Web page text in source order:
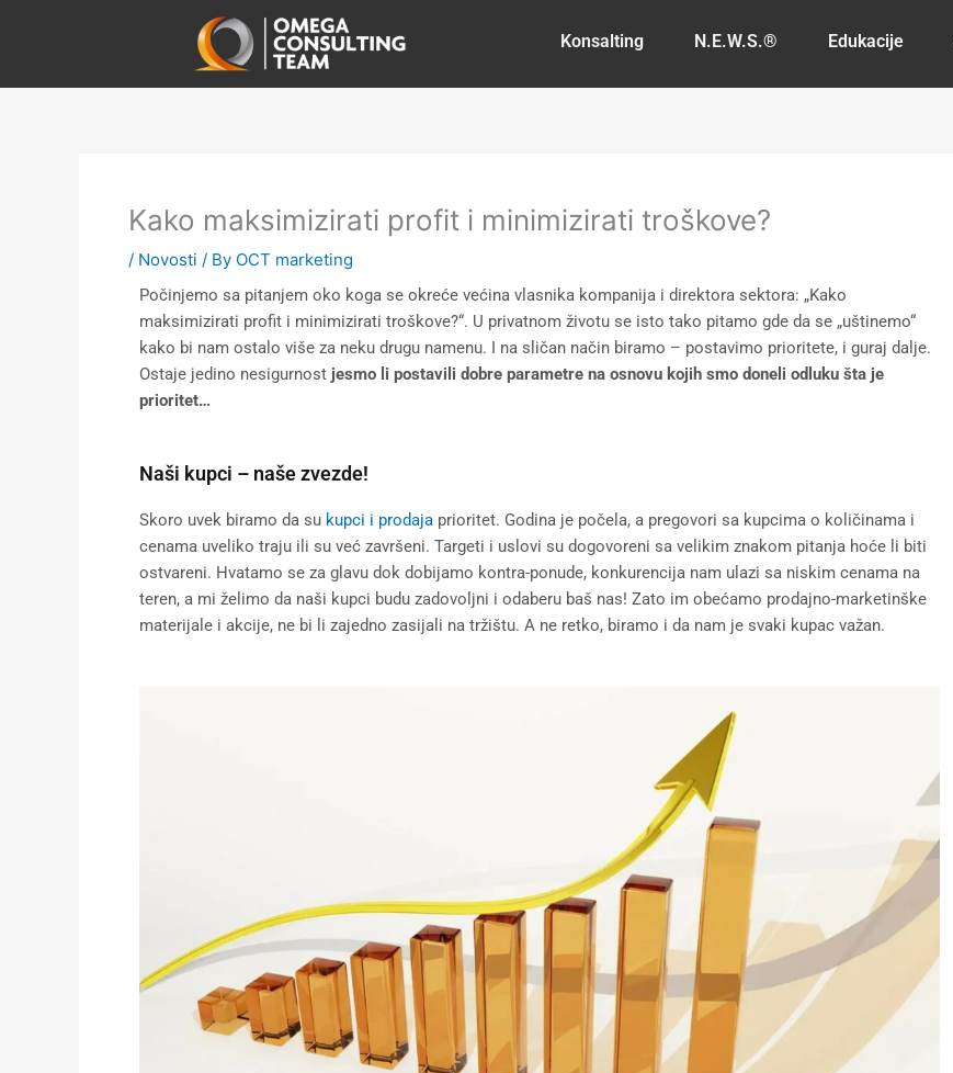
Konsalting N.E.W.S.® Edukacije
Kako maksimizirati profit i minimizirati troškove?
/ Novosti / By OCT marketing
Počinjemo sa pitanjem oko koga se okreće većina vlasnika kompanija i direktora sektora: „Kako
maksimizirati profit i minimizirati troškove?“. U privatnom životu se isto tako pitamo gde da se „uštinemo“
kako bi nam ostalo više za neku drugu namenu. I na sličan način biramo – postavimo prioritete, i guraj dalje.
Ostaje jedino nesigurnost jesmo li postavili dobre parametre na osnovu kojih smo doneli odluku šta je
prioritet…
Naši kupci – naše zvezde!
Skoro uvek biramo da su kupci i prodaja prioritet. Godina je počela, a pregovori sa kupcima o količinama i
cenama uveliko traju ili su već završeni. Targeti i uslovi su dogovoreni sa velikim znakom pitanja hoće li biti
ostvareni. Hvatamo se za glavu dok dobijamo kontra-ponude, konkurencija nam ulazi sa niskim cenama na
teren, a mi želimo da naši kupci budu zadovoljni i odaberu baš nas! Zato im obećamo prodajno-marketinške
materijale i akcije, ne bi li zajedno zasijali na tržištu. A ne retko, biramo i da nam je svaki kupac važan.